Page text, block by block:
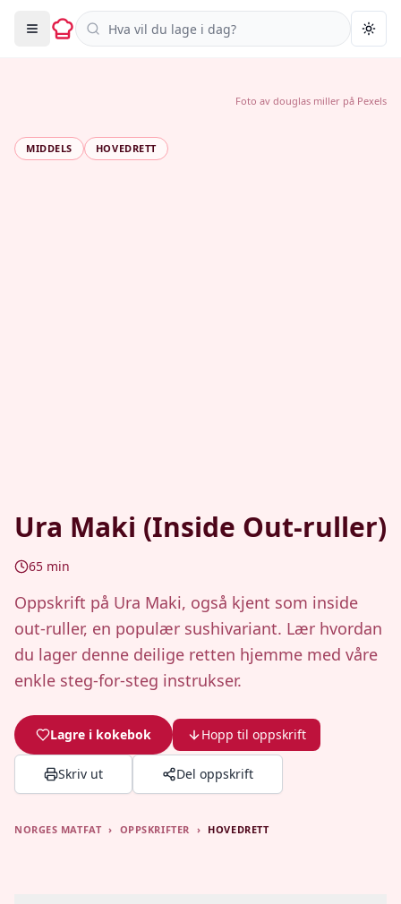
Søk i oppskrifter
MIDDELS HOVEDRETT
Ura Maki (Inside Out-ruller)
65 min
Oppskrift på Ura Maki, også kjent som inside
out-ruller, en populær sushivariant. Lær hvordan
du lager denne deilige retten hjemme med våre
enkle steg-for-steg instrukser.
Lagre i kokebok Hopp til oppskrift
Skriv ut Del oppskrift
Foto av douglas miller på Pexels
NORGES MATFAT › OPPSKRIFTER › HOVEDRETT